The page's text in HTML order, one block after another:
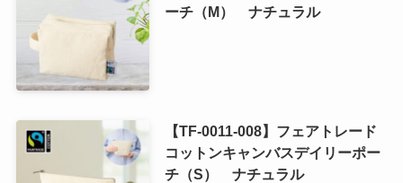
ーチ（M） ナチュラル
【TF-0011-008】フェアトレード
コットンキャンバスデイリーポー
チ（S） ナチュラル